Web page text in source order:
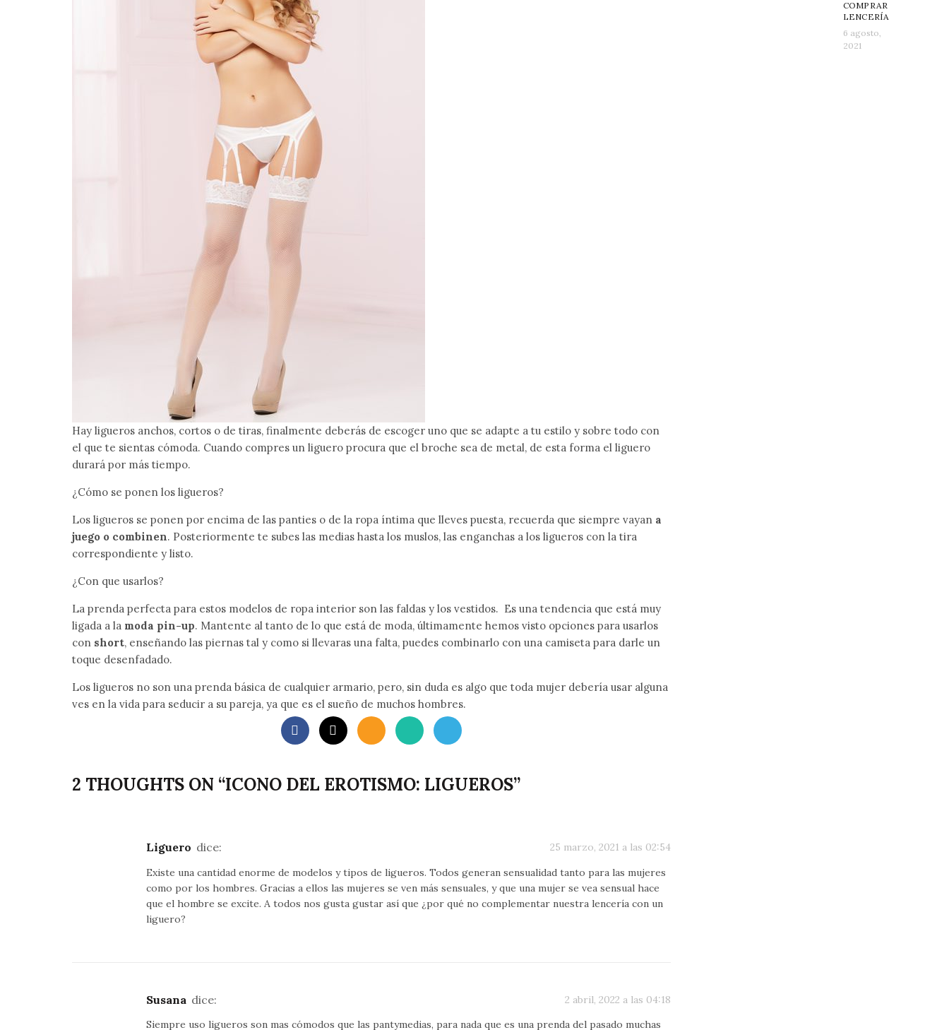
Hay ligueros anchos, cortos o de tiras, finalmente deberás de escoger uno que se adapte a tu estilo y sobre todo con
el que te sientas cómoda. Cuando compres un liguero procura que el broche sea de metal, de esta forma el liguero
durará por más tiempo.
¿Cómo se ponen los ligueros?
Los ligueros se ponen por encima de las panties o de la ropa íntima que lleves puesta, recuerda que siempre vayan a
juego o combinen. Posteriormente te subes las medias hasta los muslos, las enganchas a los ligueros con la tira
correspondiente y listo.
¿Con que usarlos?
La prenda perfecta para estos modelos de ropa interior son las faldas y los vestidos. Es una tendencia que está muy
ligada a la moda pin-up. Mantente al tanto de lo que está de moda, últimamente hemos visto opciones para usarlos
con short, enseñando las piernas tal y como si llevaras una falta, puedes combinarlo con una camiseta para darle un
toque desenfadado.
Los ligueros no son una prenda básica de cualquier armario, pero, sin duda es algo que toda mujer debería usar alguna
ves en la vida para seducir a su pareja, ya que es el sueño de muchos hombres.
2 THOUGHTS ON “ICONO DEL EROTISMO: LIGUEROS”
Liguero dice:
25 marzo, 2021 a las 02:54
Existe una cantidad enorme de modelos y tipos de ligueros. Todos generan sensualidad tanto para las mujeres
como por los hombres. Gracias a ellos las mujeres se ven más sensuales, y que una mujer se vea sensual hace
que el hombre se excite. A todos nos gusta gustar así que ¿por qué no complementar nuestra lencería con un
liguero?
Susana dice:
2 abril, 2022 a las 04:18
Siempre uso ligueros son mas cómodos que las pantymedias, para nada que es una prenda del pasado muchas
COMPRAR
LENCERÍA
6 agosto,
2021